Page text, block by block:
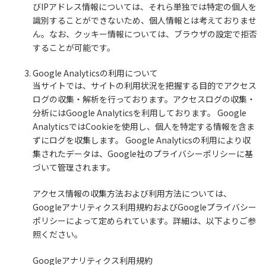
びIPアドレス情報については、それら単独では特定の個人を
識別することができないため、個人情報とは考えておりませ
ん。なお、クッキー情報については、ブラウザの設定で拒否
することが可能です。
Google Analyticsの利用について
当サイトでは、サイトの利用状況を把握する目的でアクセス
ログの収集・解析を行っております。アクセスログの収集・
分析にはGoogle Analyticsを利用しております。 Google
AnalyticsではCookieを使用し、個人を特定する情報を含ま
ずにログを収集します。 Google Analyticsの利用により収
集されたデータは、Google社のプライバシーポリシーに基
づいて管理されます。
アクセス情報の収集方法および利用方法については、
Googleアナリティクス利用規約およびGoogleプライバシー
ポリシーによって定められています。詳細は、以下よりご参
照ください。
Googleアナリティクス利用規約